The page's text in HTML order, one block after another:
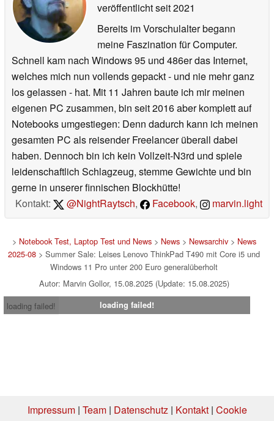
veröffentlichtseit 2021
Bereits im Vorschulalter begann
meine Faszination für Computer.
Schnell kam nach Windows 95 und 486er das Internet,
welches mich nun vollends gepackt - und nie mehr ganz
los gelassen - hat. Mit 11 Jahren baute ich mir meinen
eigenen PC zusammen, bin seit 2016 aber komplett auf
Notebooks umgestiegen: Denn dadurch kann ich meinen
gesamten PC als reisender Freelancer überall dabei
haben. Dennoch bin ich kein Vollzeit-N3rd und spiele
leidenschaftlich Schlagzeug, stemme Gewichte und bin
gerne in unserer finnischen Blockhütte!
Kontakt:
@NightRaytsch, Facebook, marvin.light
> Notebook Test, Laptop Test und News> News> Newsarchiv> News
2025-08 > Summer Sale: Leises Lenovo ThinkPad T490 mit Core i5 und
Windows 11 Pro unter 200 Euro generalüberholt
Autor: Marvin Gollor, 15.08.2025 (Update: 15.08.2025)
loading failed!
loading failed!
Impressum| Team| Datenschutz| Kontakt| Cookie